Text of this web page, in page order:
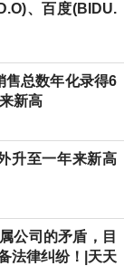
、百度(BIDU.
售总数年化录得6
新高
升至一年来新高
公司的矛盾，目
法律纠纷！|天天